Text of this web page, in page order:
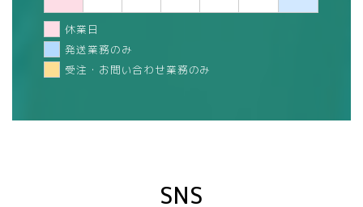
休業日
発送業務のみ
受注・お問い合わせ業務のみ
SNS